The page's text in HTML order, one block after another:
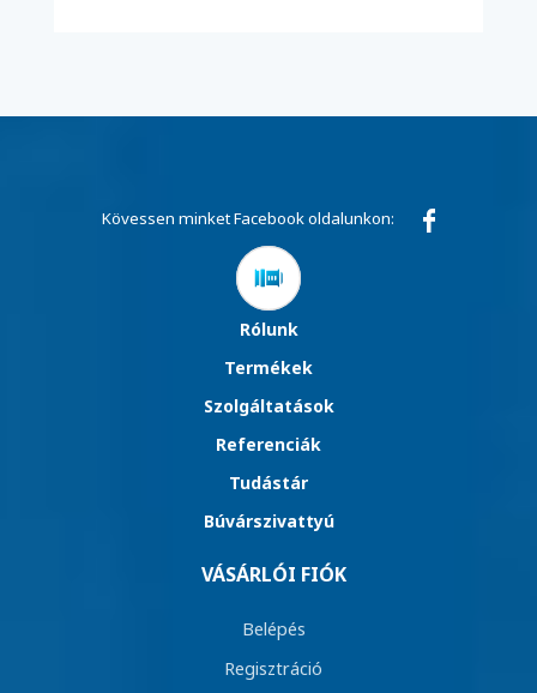
Kövessen minket Facebook oldalunkon:
Rólunk
Termékek
Szolgáltatások
Referenciák
Tudástár
Búvárszivattyú
VÁSÁRLÓI FIÓK
Belépés
Regisztráció